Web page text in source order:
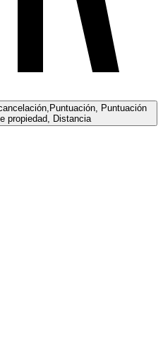
Puntuación
propiedad, Distancia